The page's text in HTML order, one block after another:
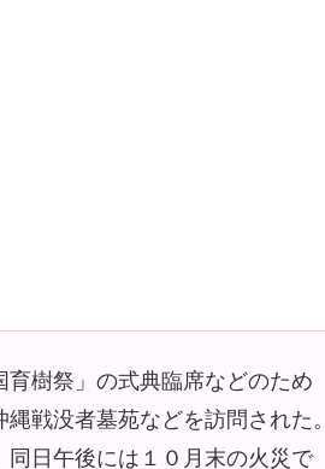
樹祭」の式典臨席などのため
戦没者墓苑などを訪問された。
日午後には１０月末の火災で